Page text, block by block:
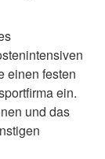
einen festen
ein.
und das